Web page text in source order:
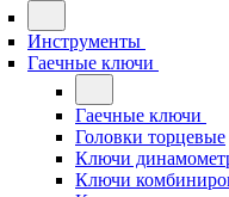
Инструменты
Гаечные ключи
Гаечные ключи
Головки торцевые
Ключи
Ключи